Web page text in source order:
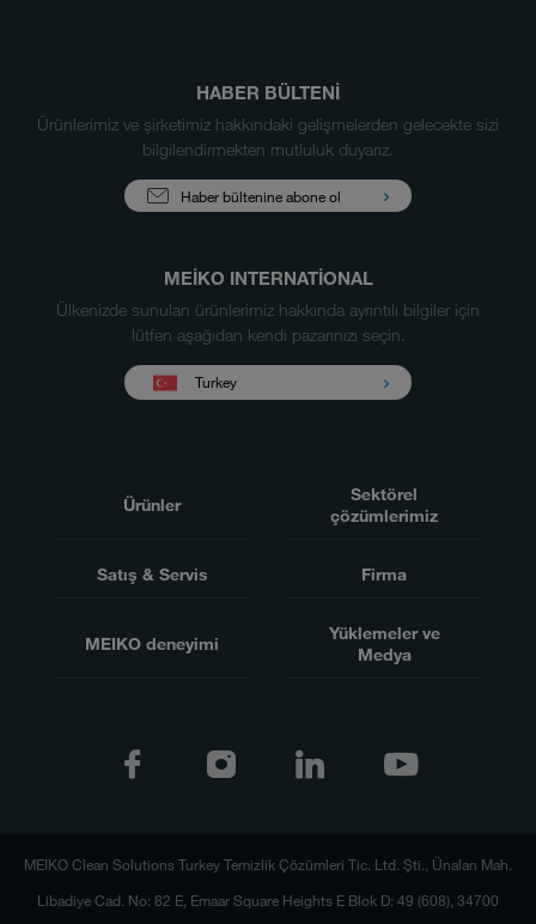
HABER BÜLTENİ
Ürünlerimiz ve şirketimiz hakkındaki gelişmelerden gelecekte sizi
bilgilendirmekten mutluluk duyarız.
Haber bültenine abone ol
MEIKO INTERNATIONAL
Ülkenizde sunulan ürünlerimiz hakkında ayrıntılı bilgiler için
lütfen aşağıdan kendi pazarınızı seçin.
Turkey
Ürünler
Sektörel
çözümlerimiz
Satış & Servis Firma
MEIKO deneyimi
Yüklemeler ve
Medya
MEIKO Clean Solutions Turkey Temizlik Çözümleri Tic. Ltd. Şti., Ünalan Mah.
Libadiye Cad. No: 82 E, Emaar Square Heights E Blok D: 49 (608), 34700